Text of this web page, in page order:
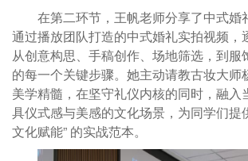
在第二环节，王帆老师分享了中式婚
通过播放团队打造的中式婚礼实拍视频，
从创意构思、手稿创作、场地筛选，到服
的每一个关键步骤。她主动请教古妆大师
美学精髓，在坚守礼仪内核的同时，融入
具仪式感与美感的文化场景，为同学们提
文化赋能” 的实战范本。